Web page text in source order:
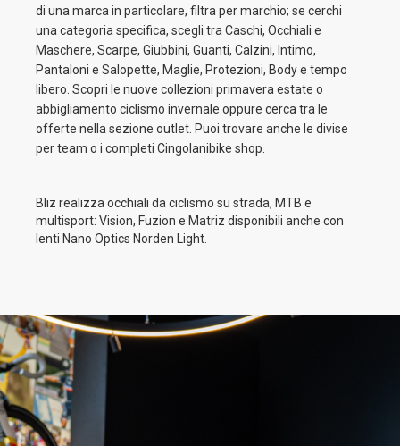
di una marca in particolare, filtra per marchio; se cerchi
una categoria specifica, scegli tra Caschi, Occhiali e
Maschere, Scarpe, Giubbini, Guanti, Calzini, Intimo,
Pantaloni e Salopette, Maglie, Protezioni, Body e tempo
libero. Scopri le nuove collezioni primavera estate o
abbigliamento ciclismo invernale oppure cerca tra le
offerte nella sezione outlet. Puoi trovare anche le divise
per team o i completi Cingolanibike shop.
Bliz realizza occhiali da ciclismo su strada, MTB e
multisport: Vision, Fuzion e Matriz disponibili anche con
lenti Nano Optics Norden Light.